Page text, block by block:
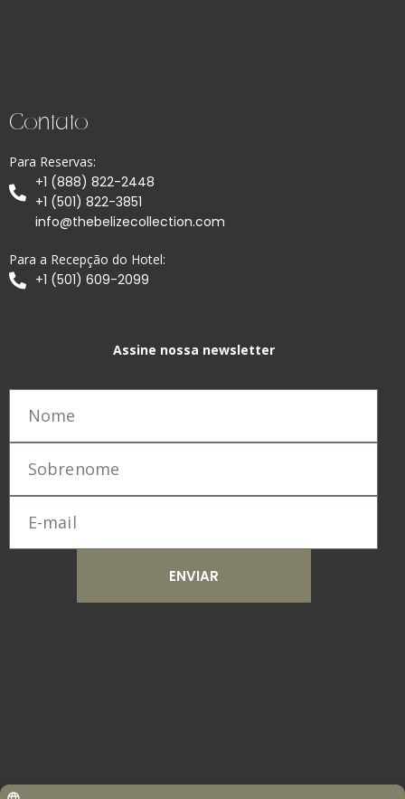
Contato
Para Reservas:
+1 (888) 822-2448
+1 (501) 822-3851
info@thebelizecollection.com
Para a Recepção do Hotel:
+1 (501) 609-2099
Assine nossa newsletter
ENVIAR